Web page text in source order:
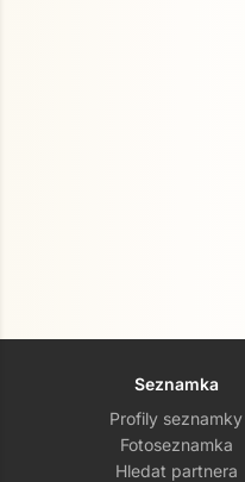
Seznamka
Profily seznamky
Fotoseznamka
Hledat partnera